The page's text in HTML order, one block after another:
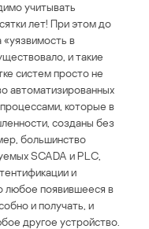
учитывать
лет! При этом до
в
и такие
систем просто не
автоматизированных
которые в
созданы без
большинство
SCADA и PLC,
и
любое появившееся в
и получать, и
другое устройство.